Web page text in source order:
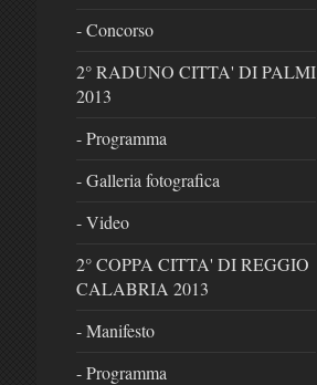
- Concorso
2° RADUNO CITTA' DI PALMI
2013
- Programma
- Galleria fotografica
- Video
2° COPPA CITTA' DI REGGIO
CALABRIA 2013
- Manifesto
- Programma